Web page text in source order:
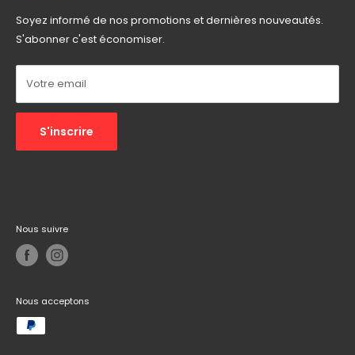
Email :informatech.contact@gmail.com
Soyez informé de nos promotions et dernières nouveautés.
S'abonner c'est économiser.
Votre email
S'inscrire
Nous suivre
Nous acceptons